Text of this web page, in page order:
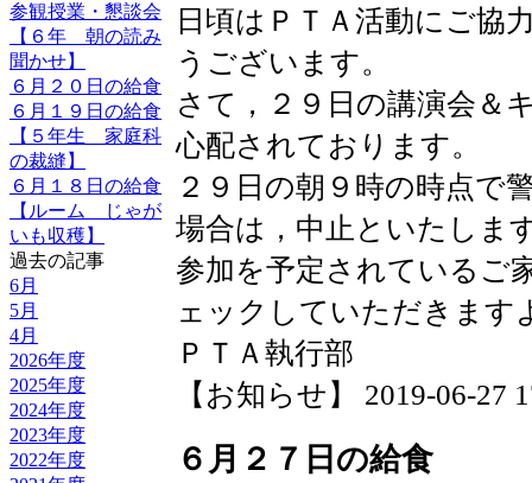
参観授業・懇談会
【６年 朝の読み
聞かせ】
６月２０日の給食
６月１９日の給食
【５年生 家庭科
の裁縫】
６月１８日の給食
【ルーム じゃが
いも収穫】
過去の記事
6月
5月
4月
2026年度
2025年度
2024年度
2023年度
2022年度
日頃はＰＴＡ活動にご協
うございます。
さて，２９日の講演会＆
心配されております。
２９日の朝９時の時点で
場合は，中止といたしま
参加を予定されているご
ェックしていただきます
ＰＴＡ執行部
【お知らせ】 2019-06-27
６月２７日の給食